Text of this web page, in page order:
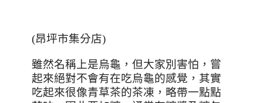
(昂坪市集分店)
雖然名稱上是烏龜，但大家別害怕，嘗
起來絕對不會有在吃烏龜的感覺，其實
吃起來很像青草茶的茶凍，略帶一點點